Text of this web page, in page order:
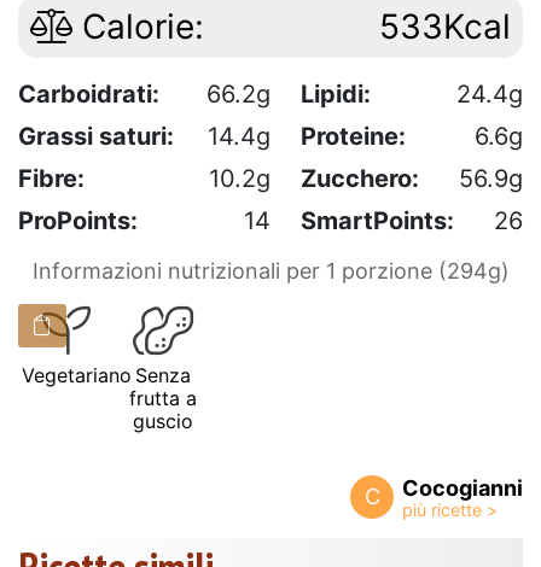
Calorie: 533Kcal
Carboidrati: 66.2g Lipidi:
24.4g
Grassi saturi:
14.4g Proteine:
6.6g
Fibre:
10.2g Zucchero:
56.9g
ProPoints:
14 SmartPoints: 26
Informazioni nutrizionali per 1 porzione (294g)
Vegetariano Senza
frutta a
guscio
C Cocogianni